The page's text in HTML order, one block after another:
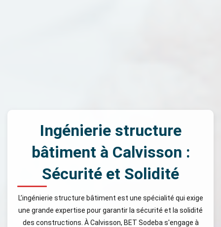
Ingénierie structure
bâtiment à Calvisson :
Sécurité et Solidité
L’ingénierie structure bâtiment est une spécialité qui exige
une grande expertise pour garantir la sécurité et la solidité
des constructions. À Calvisson, BET Sodeba s'engage à